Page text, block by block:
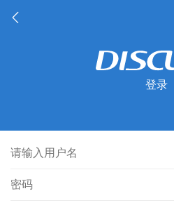
登录